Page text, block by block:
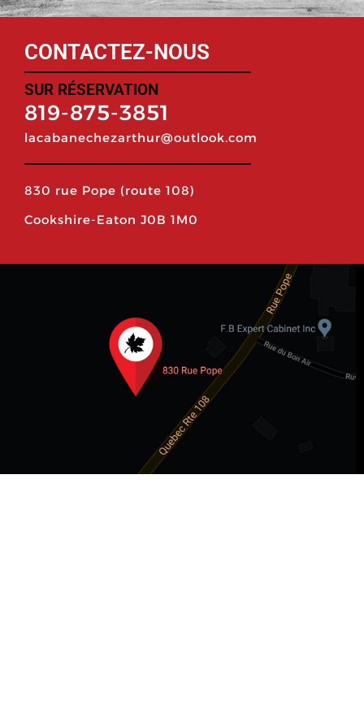
CONTACTEZ-NOUS
SUR RÉSERVATION
819-875-3851
lacabanechezarthur@outlook.com
830 rue Pope (route 108)
Cookshire-Eaton J0B 1M0